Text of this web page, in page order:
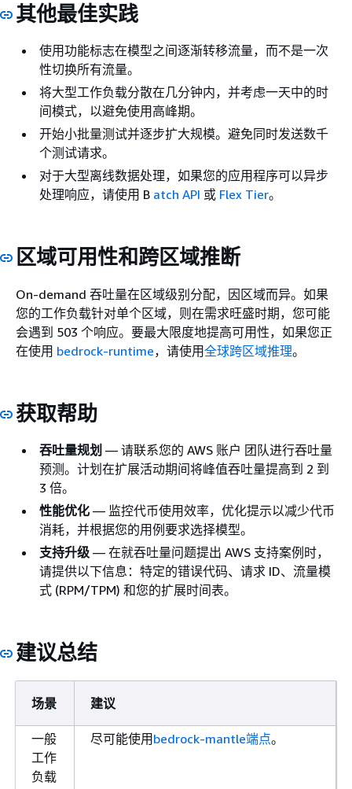
其他最佳实践
使用功能标志在模型之间逐渐转移流量，而不是一次
性切换所有流量。
将大型工作负载分散在几分钟内，并考虑一天中的时
间模式，以避免使用高峰期。
开始小批量测试并逐步扩大规模。避免同时发送数千
个测试请求。
对于大型离线数据处理，如果您的应用程序可以异步
处理响应，请使用 B atch API 或 Flex Tier。
区域可用性和跨区域推断
On-demand 吞吐量在区域级别分配，因区域而异。如果
您的工作负载针对单个区域，则在需求旺盛时期，您可能
会遇到 503 个响应。要最大限度地提高可用性，如果您正
在使用 bedrock-runtime，请使用全球跨区域推理。
获取帮助
吞吐量规划 — 请联系您的 AWS 账户 团队进行吞吐量
预测。计划在扩展活动期间将峰值吞吐量提高到 2 到
3 倍。
性能优化 — 监控代币使用效率，优化提示以减少代币
消耗，并根据您的用例要求选择模型。
支持升级 — 在就吞吐量问题提出 AWS 支持案例时，
请提供以下信息：特定的错误代码、请求 ID、流量模
式 (RPM/TPM) 和您的扩展时间表。
建议总结
场景 建议
一般
工作
负载
尽可能使用 bedrock-mantle端点。